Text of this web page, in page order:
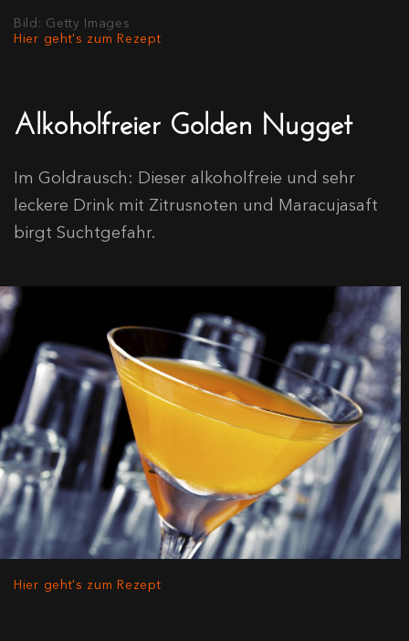
Bild: Getty Images
Hier geht's zum Rezept
Alkoholfreier Golden Nugget
Im Goldrausch: Dieser alkoholfreie und sehr
leckere Drink mit Zitrusnoten und Maracujasaft
birgt Suchtgefahr.
Hier geht's zum Rezept